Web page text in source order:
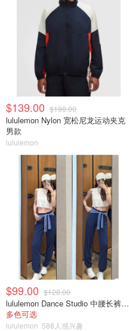
$139.00 $198.00
lululemon Nylon 宽松尼龙运动夹克
男款
lululemon
$99.00 $128.00
lululemon Dance Studio 中腰长裤 女装常规款
多色可选
lululemon 588人感兴趣